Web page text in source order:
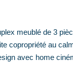
meublé de 3
copropriété au
avec home